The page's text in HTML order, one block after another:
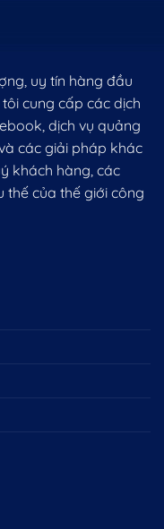
uy tín hàng đầu
cung cấp các dịch
dịch vụ quảng
các giải pháp khác
khách hàng, các
của thế giới công